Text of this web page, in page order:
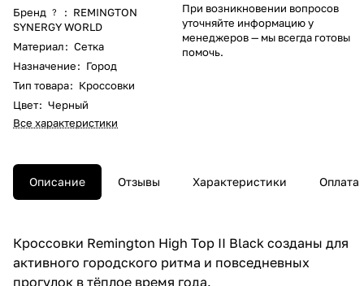
Бренд ? : REMINGTON
SYNERGY WORLD
Материал: Сетка
Назначение: Город
Тип товара: Кроссовки
Цвет: Черный
Все характеристики
При возникновении вопросов
уточняйте информацию у
менеджеров— мы всегда готовы
помочь.
Описание Отзывы Характеристики Оплата
Кроссовки Remington High Top II Black созданы для
активного городского ритма и повседневных
прогулок в тёплое время года.